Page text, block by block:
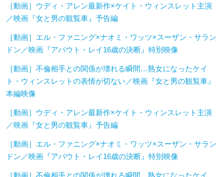
［動画］ウディ・アレン最新作×ケイト・ウィンスレット主演
／映画『女と男の観覧車』予告編
［動画］エル・ファニング×ナオミ・ワッツ×スーザン・サラン
ドン／映画『アバウト・レイ16歳の決断』特別映像
［動画］不倫相手との関係が壊れる瞬間…熟女になったケイ
ト・ウィンスレットの表情が切ない／映画『女と男の観覧車』
本編映像
［動画］ウディ・アレン最新作×ケイト・ウィンスレット主演
／映画『女と男の観覧車』予告編
［動画］エル・ファニング×ナオミ・ワッツ×スーザン・サラン
ドン／映画『アバウト・レイ16歳の決断』特別映像
［動画］不倫相手との関係が壊れる瞬間…熟女になったケイ